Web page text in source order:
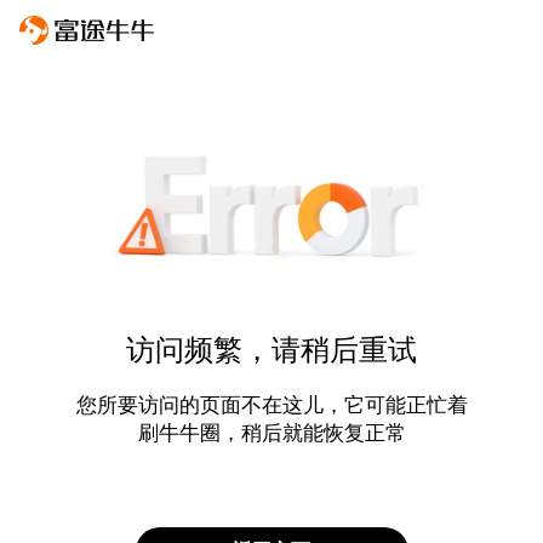
访问频繁，请稍后重试
您所要访问的页面不在这儿，它可能正忙着
刷牛牛圈，稍后就能恢复正常